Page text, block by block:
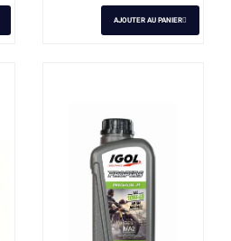
AJOUTER AU PANIER